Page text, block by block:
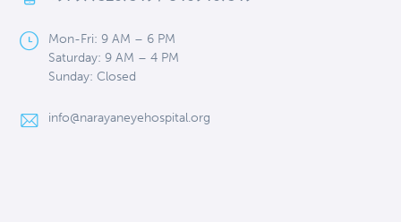
Mon-Fri: 9 AM – 6 PM
Saturday: 9 AM – 4 PM
Sunday: Closed
info@narayaneyehospital.org